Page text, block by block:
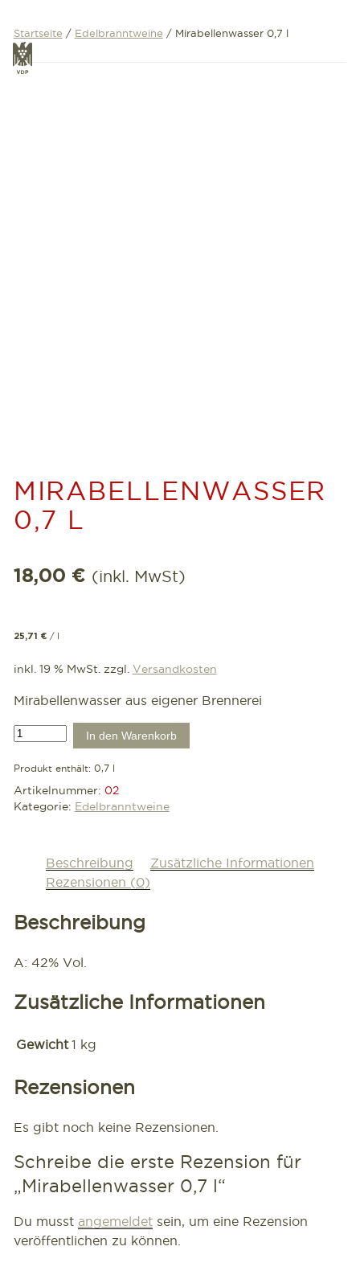
Inhalt
springen
Startseite / Edelbranntweine / Mirabellenwasser 0,7 l
MIRABELLENWASSER
0,7 L
18,00 € (inkl. MwSt)
25,71 € / l
inkl. 19 % MwSt. zzgl. Versandkosten
Mirabellenwasser aus eigener Brennerei
Mirabellenwasser
l
Menge
In den Warenkorb
Produkt enthält: 0,7 l
Artikelnummer: 02
Kategorie: Edelbranntweine
Beschreibung
Zusätzliche Informationen
Rezensionen (0)
Beschreibung
A: 42% Vol.
Zusätzliche Informationen
Gewicht 1 kg
Rezensionen
Es gibt noch keine Rezensionen.
Schreibe die erste Rezension für
„Mirabellenwasser 0,7 l“
Du musst angemeldetsein, um eine Rezension
veröffentlichen zu können.